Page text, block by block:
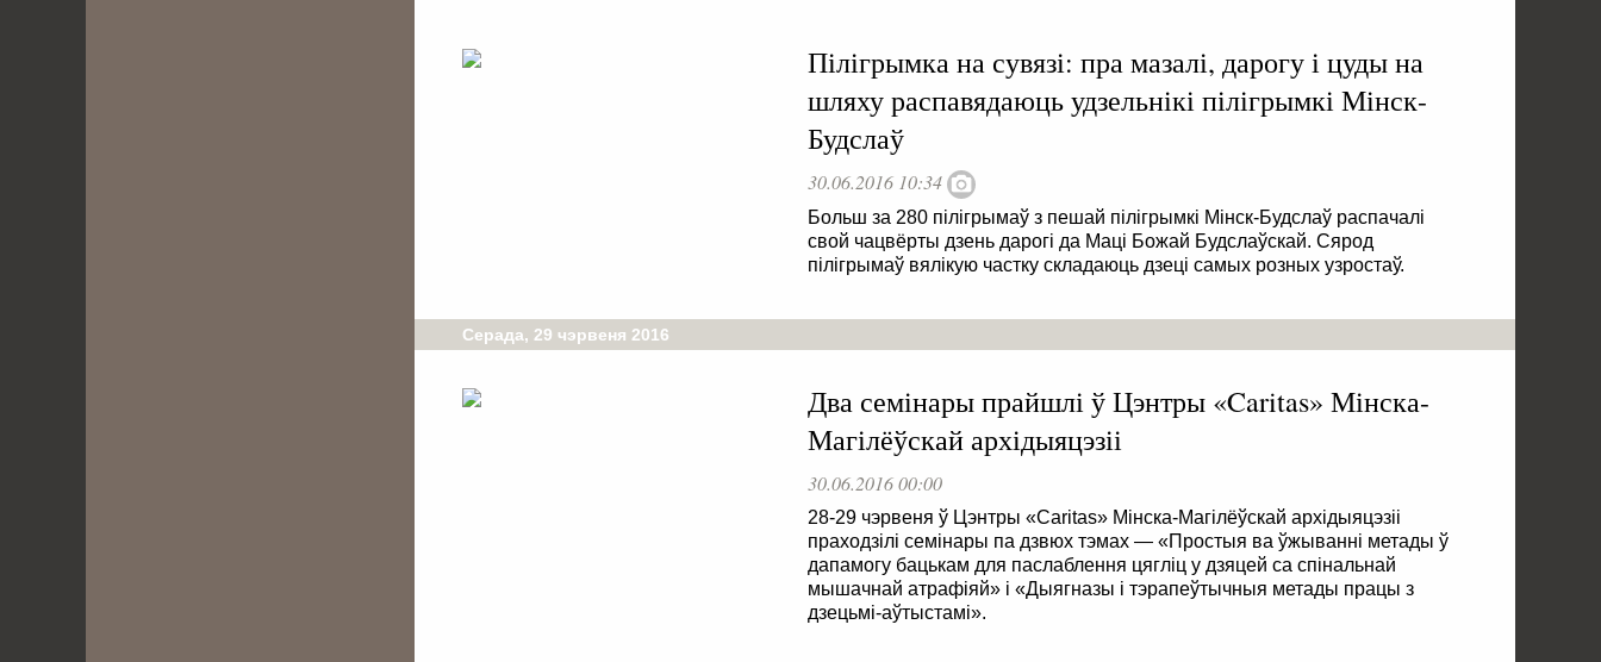
Пілігрымка на сувязі: пра мазалі, дарогу і цуды на
шляху распавядаюць удзельнікі пілігрымкі Мінск-
Будслаў
30.06.2016 10:34
Больш за 280 пілігрымаў з пешай пілігрымкі Мінск-Будслаў распачалі
свой чацвёрты дзень дарогі да Маці Божай Будслаўскай. Сярод
пілігрымаў вялікую частку складаюць дзеці самых розных узростаў.
Серада, 29 чэрвеня 2016
Два семінары прайшлі ў Цэнтры «Caritas» Мінска-
Магілёўскай архідыяцэзіі
30.06.2016 00:00
28-29 чэрвеня ў Цэнтры «Caritas» Мінска-Магілёўскай архідыяцэзіі
праходзілі семінары па дзвюх тэмах — «Простыя ва ўжыванні метады ў
дапамогу бацькам для паслаблення цягліц у дзяцей са спінальнай
мышачнай атрафіяй» і «Дыягназы і тэрапеўтычныя метады працы з
дзецьмі-аўтыстамі».